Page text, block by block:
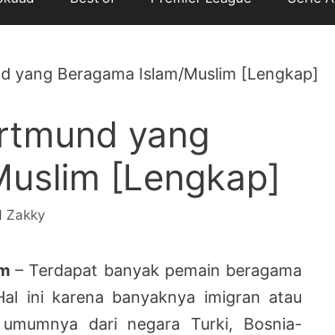
yang Beragama Islam/Muslim [Lengkap]
yang
[Lengkap]
Zakky
– Terdapat banyak pemain beragama
ini karena banyaknya imigran atau
dari negara Turki, Bosnia-